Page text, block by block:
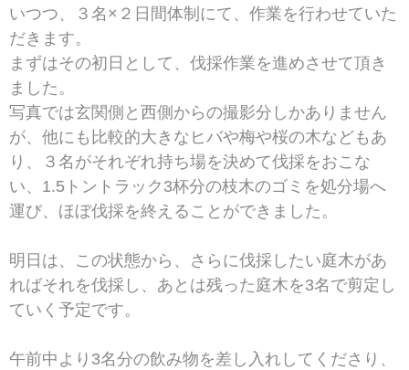
いつつ、３名×２日間体制にて、作業を行わせていた
だきます。
まずはその初日として、伐採作業を進めさせて頂き
ました。
写真では玄関側と西側からの撮影分しかありません
が、他にも比較的大きなヒバや梅や桜の木などもあ
り、３名がそれぞれ持ち場を決めて伐採をおこな
い、1.5トントラック3杯分の枝木のゴミを処分場へ
運び、ほぼ伐採を終えることができました。
明日は、この状態から、さらに伐採したい庭木があ
ればそれを伐採し、あとは残った庭木を3名で剪定し
ていく予定です。
午前中より3名分の飲み物を差し入れしてくださり、